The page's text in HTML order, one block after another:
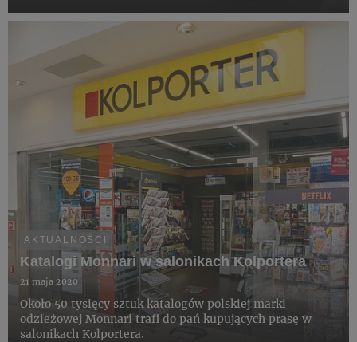
AKTUALNOŚCI
Katalogi Monnari w salonikach Kolportera
21 maja 2020
Około 50 tysięcy sztuk katalogów polskiej marki
odzieżowej Monnari trafi do pań kupujących prasę w
salonikach Kolportera.